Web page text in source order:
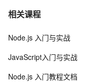
年的代码分享给你们-为了C
7 JavaScript 技术篇-js获取表
8 JavaScript中的Math对象
相关课程
Node.js 入门与实战
JavaScript入门与实战
Node.js 入门教程文档